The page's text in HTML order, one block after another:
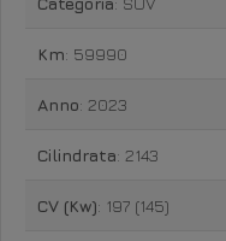
Km: 59990
Anno: 2023
Cilindrata: 2143
CV (Kw): 197 (145)